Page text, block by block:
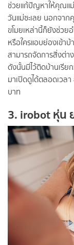
ช่วยแก้ปัญหาให้คุณแ
วันแม่ซะเลย นอกจ
ขโมยเหล่านี้ก็ยังช่วย
หรือใครแอบย่องเข้าบ้
สามารถจัดการสิ่งต่า
ดังนั้นมีไว้ติดบ้านเรีย
มาเปิดดูได้ตลอดเวล
บาท
3. irobot หุ่น